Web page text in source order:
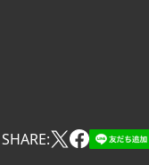
SHARE: